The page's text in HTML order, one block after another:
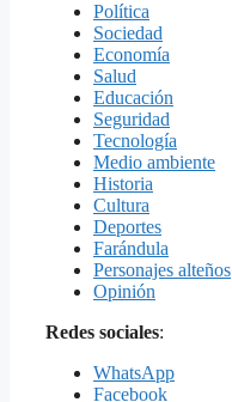
Política
Sociedad
Economía
Salud
Educación
Seguridad
Tecnología
Medio ambiente
Historia
Cultura
Deportes
Farándula
Personajes alteños
Opinión
Redes sociales:
WhatsApp
Facebook